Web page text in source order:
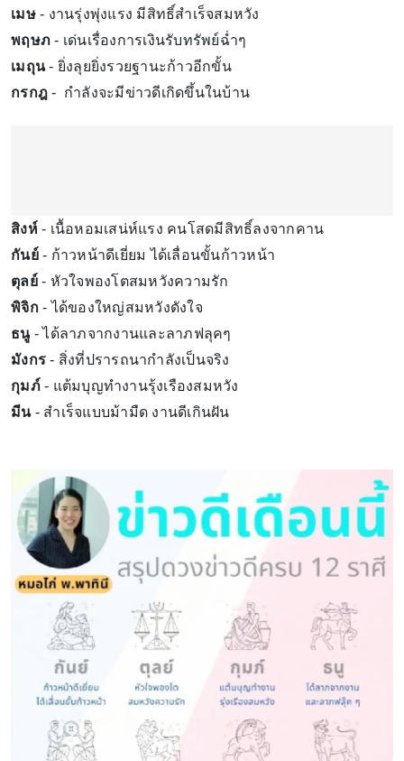
เมษ - งานรุ่งพุ่งแรง มีสิทธิ์สำเร็จสมหวัง
พฤษภ- เด่นเรื่องการเงินรับทรัพย์ฉ่ำๆ
เมถุน- ยิ่งลุยยิ่งรวยฐานะก้าวอีกขั้น
กรกฎ- กำลังจะมีข่าวดีเกิดขึ้นในบ้าน
สิงห์ - เนื้อหอมเสน่ห์แรง คนโสดมีสิทธิ์ลงจากคาน
กันย์- ก้าวหน้าดีเยี่ยม ได้เลื่อนขั้นก้าวหน้า
ตุลย์- หัวใจพองโตสมหวังความรัก
พิจิก- ได้ของใหญ่สมหวังดังใจ
ธนู- ได้ลาภจากงานและลาภฟลุคๆ
มังกร - สิ่งที่ปรารถนากำลังเป็นจริง
กุมภ์ - แต้มบุญทำงานรุ้งเรืองสมหวัง
มีน- สำเร็จแบบม้ามืด งานดีเกินฝัน